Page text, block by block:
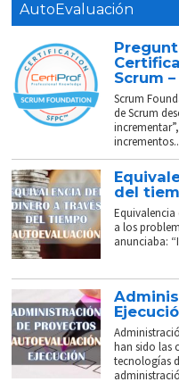
AutoEvaluación
Scrum –
Scrum
de Scrum
del
a los
anunciaba:
han sido las
tecnologías